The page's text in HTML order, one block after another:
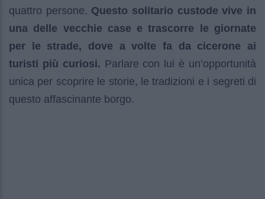
quattro persone. Questo solitario custode vive in
una delle vecchie case e trascorre le giornate
per le strade, dove a volte fa da cicerone ai
turisti più curiosi. Parlare con lui è un’opportunità
unica per scoprire le storie, le tradizioni e i segreti di
questo affascinante borgo.